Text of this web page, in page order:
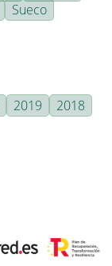
Sueco
2019
2018